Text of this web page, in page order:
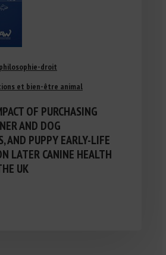
droit
et bien-être animal
OF PURCHASING
AND DOG
AND PUPPY EARLY-LIFE
LATER CANINE HEALTH
UK